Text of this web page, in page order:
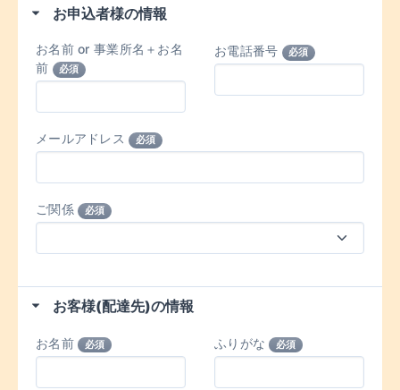
お申込者様の情報
お名前 or 事業所名＋お名
前
必須
お電話番号 必須
メールアドレス 必須
ご関係 必須
お客様(配達先)の情報
お名前 必須 ふりがな 必須